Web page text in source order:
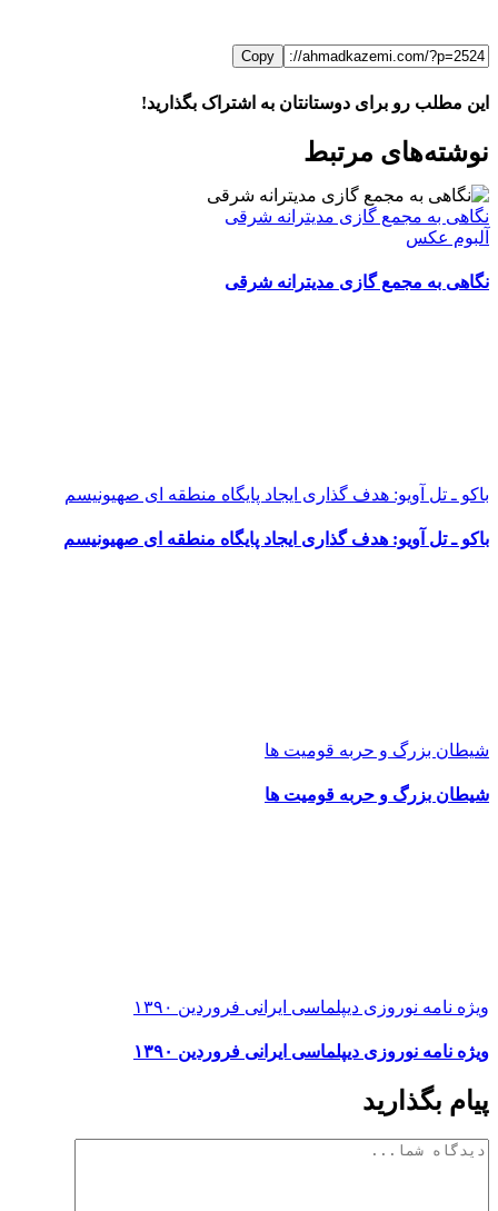
Copy
این مطلب رو برای دوستانتان به اشتراک بگذارید!
FacebookX
LinkedIn
WhatsApp
Telegram
ایمیل
نوشته‌‌های مرتبط
نگاهی به مجمع گازی مدیترانه شرقی
آلبوم عکس
نگاهی به مجمع گازی مدیترانه شرقی
باکو ـ تل آویو: هدف گذاری ایجاد پایگاه منطقه ای صهیونیسم
باکو ـ تل آویو: هدف گذاری ایجاد پایگاه منطقه ای صهیونیسم
شیطان بزرگ و حربه قومیت ها
شیطان بزرگ و حربه قومیت ها
ویژه نامه نوروزی دیپلماسی ایرانی فروردین ۱۳۹۰
ویژه نامه نوروزی دیپلماسی ایرانی فروردین ۱۳۹۰
پیام بگذارید
دیدگاه